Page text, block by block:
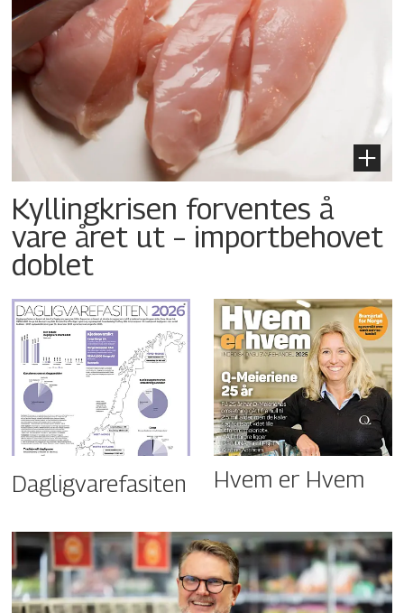
Kyllingkrisen forventes å
vare året ut – importbehovet
doblet
Dagligvarefasiten Hvem er Hvem